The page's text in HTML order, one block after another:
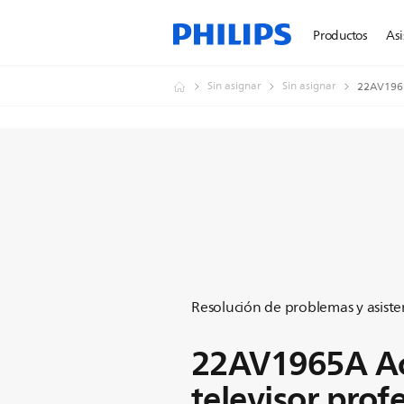
Productos
Sin asignar Sin asignar
Resolución de problemas y
22AV1965A